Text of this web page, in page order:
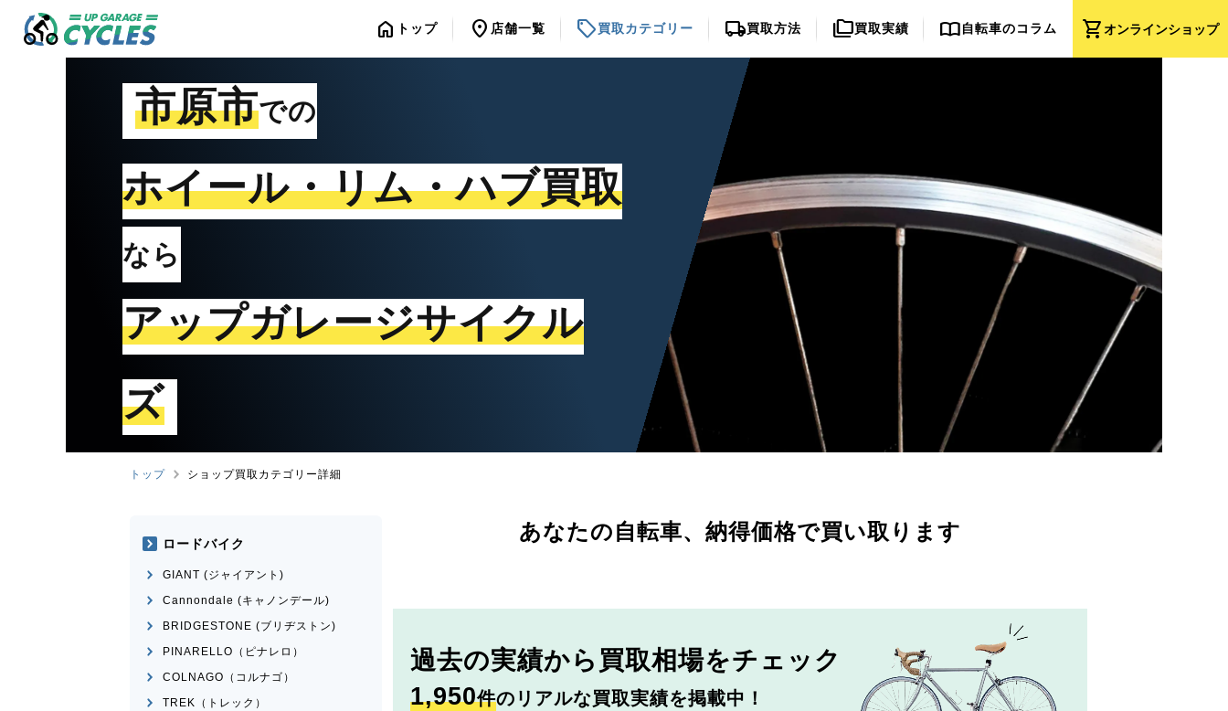
shopping_cartオンラインショップ
home トップ location_on 店舗一覧 sell買取カテゴリー local_shipping買取方法 folder_copy買取実績 import_contacts自転車のコラム
市原市での
ホイール・リム・ハブ買取
なら
アップガレージサイクル
ズ
トップ ショップ買取カテゴリー詳細
あなたの自転車、 納得価格で買い取ります
過去の実績から 買取相場をチェック
1,950件のリアルな買取実績を掲載中！
ロードバイク
GIANT (ジャイアント)
Cannondale (キャノンデール)
BRIDGESTONE (ブリヂストン)
PINARELLO（ピナレロ）
COLNAGO（コルナゴ）
TREK（トレック）